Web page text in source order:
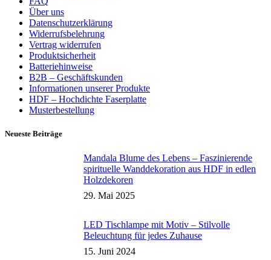
Über uns
Datenschutzerklärung
Widerrufsbelehrung
Vertrag widerrufen
Produktsicherheit
Batteriehinweise
B2B – Geschäftskunden
Informationen unserer Produkte
HDF – Hochdichte Faserplatte
Musterbestellung
Neueste Beiträge
Mandala Blume des Lebens – Faszinierende
spirituelle Wanddekoration aus HDF in edlen
Holzdekoren
29. Mai 2025
LED Tischlampe mit Motiv – Stilvolle
Beleuchtung für jedes Zuhause
15. Juni 2024